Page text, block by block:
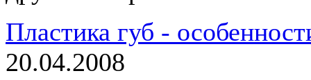
Пластика губ -
20.04.2008